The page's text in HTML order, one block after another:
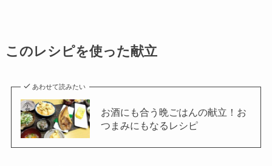
このレシピを使った献立
あわせて読みたい
お酒にも合う晩ごはんの献立！お
つまみにもなるレシピ